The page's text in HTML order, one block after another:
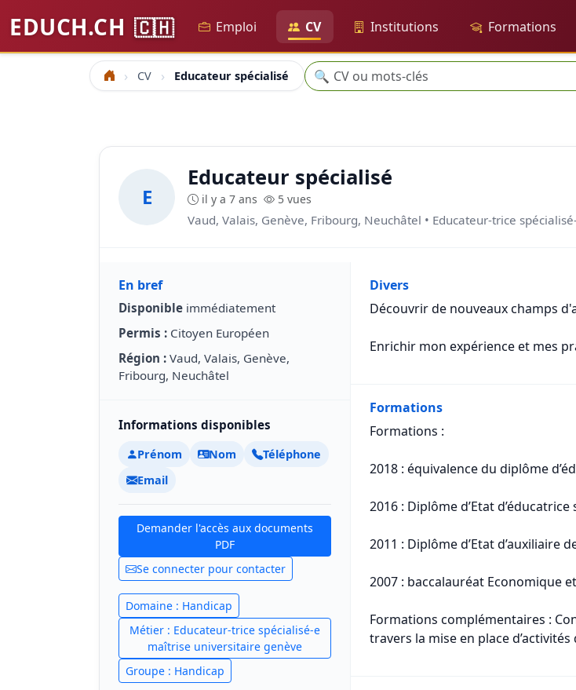
EDUCH.CH 🇨🇭 Emploi CV Institutions Formations
Accueil CV Educateur spécialisé Recherche
🔍
E
Educateur spécialisé
il y a 7 ans 5 vues
Vaud, Valais, Genève, Fribourg, Neuchâtel • Educateur-trice
En bref
Disponible immédiatement
Permis : Citoyen Européen
Région : Vaud, Valais, Genève,
Fribourg, Neuchâtel
Informations disponibles
Prénom Nom
Téléphone
Email
Demander l'accès aux documents
PDF
Se connecter pour contacter
Domaine : Handicap
Métier : Educateur-trice spécialisé-e
maîtrise universitaire genève
Groupe : Handicap
Divers
Découvrir de nouveaux champs
Enrichir mon expérience et mes
Formations
Formations :
2018 : équivalence du diplôme
2016 : Diplôme d’Etat d’éducatrice
2011 : Diplôme d’Etat d’auxiliaire
2007 : baccalauréat Economique
Formations complémentaires :
travers la mise en place